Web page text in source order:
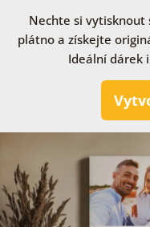
Nechte si
plátno a získejte
Ideální dárek